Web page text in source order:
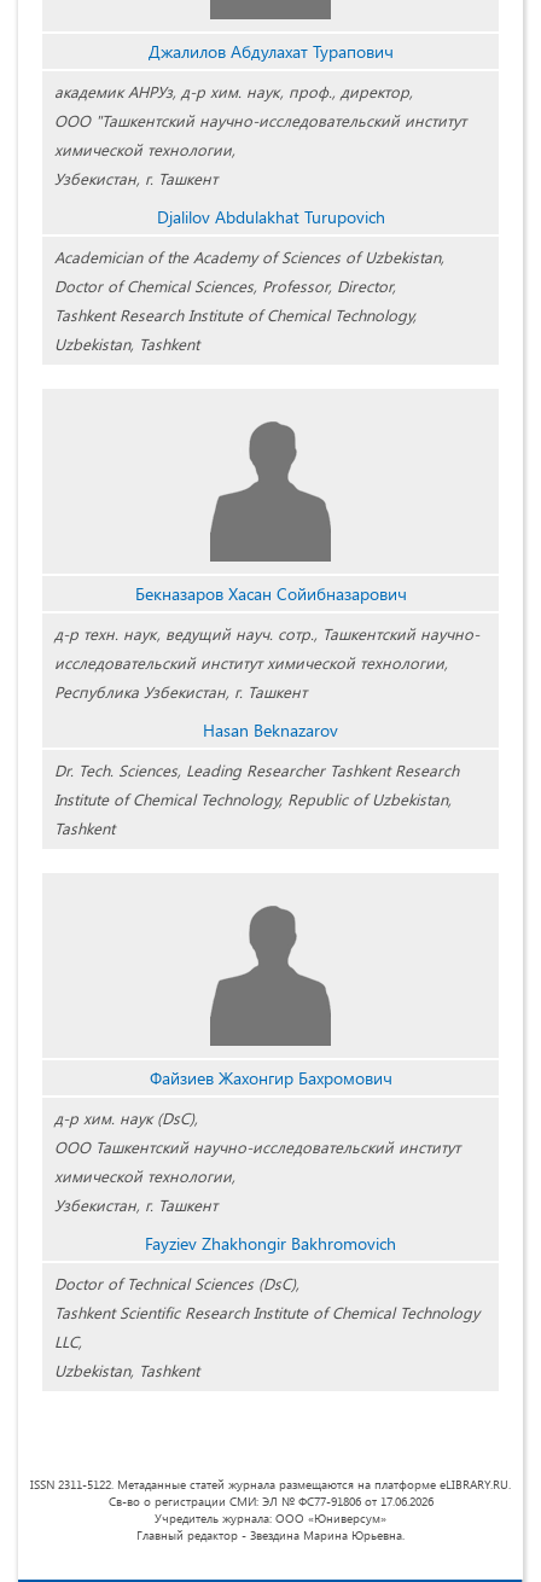
Джалилов Абдулахат Турапович
академик АНРУз, д-р хим. наук, проф., директор,
ООО "Ташкентский научно-исследовательский институт
химической технологии,
Узбекистан, г. Ташкент
Djalilov Abdulakhat Turupovich
Academician of the Academy of Sciences of Uzbekistan,
Doctor of Chemical Sciences, Professor, Director,
Tashkent Research Institute of Chemical Technology,
Uzbekistan, Tashkent
Бекназаров Хасан Сойибназарович
д-р техн. наук, ведущий науч. сотр., Ташкентский научно-
исследовательский институт химической технологии,
Республика Узбекистан, г. Ташкент
Hasan Beknazarov
Dr. Tech. Sciences, Leading Researcher Tashkent Research
Institute of Chemical Technology, Republic of Uzbekistan,
Tashkent
Файзиев Жахонгир Бахромович
д-р хим. наук (DsC),
ООО Ташкентский научно-исследовательский институт
химической технологии,
Узбекистан, г. Ташкент
Fayziev Zhakhongir Bakhromovich
Doctor of Technical Sciences (DsC),
Tashkent Scientific Research Institute of Chemical Technology
LLC,
Uzbekistan, Tashkent
ISSN 2311-5122. Метаданные статей журнала размещаются на платформе eLIBRARY.RU.
Св-во о регистрации СМИ: ЭЛ № ФС77-91806 от 17.06.2026
Учредитель журнала: ООО «Юниверсум»
Главный редактор - Звездина Марина Юрьевна.